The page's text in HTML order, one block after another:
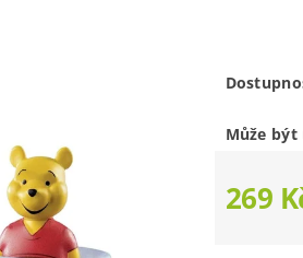
Může být
269